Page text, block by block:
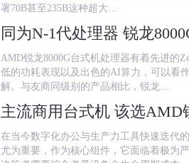
署70B甚至235B这种超大…
AMD锐龙8000G台式机处理器有着先进的
低的功耗表现以及出色的AI算力，可以看
解。与友商同级别的产品相比，锐龙…
在当今数字化办公与生产力工具快速迭代
尤为重要，作为核心组件，它面临着极为